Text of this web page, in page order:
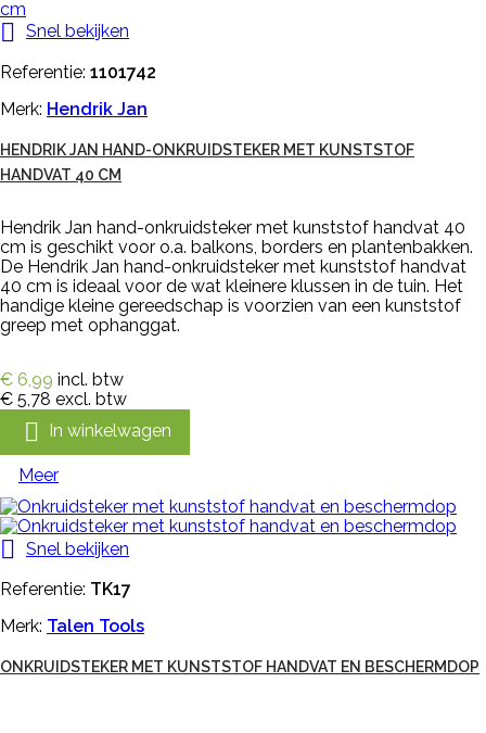
 Snel bekijken
Referentie: 1101742
Merk: Hendrik Jan
HENDRIK JAN HAND-ONKRUIDSTEKER MET KUNSTSTOF
HANDVAT 40 CM
Hendrik Jan hand-onkruidsteker met kunststof handvat 40
cm is geschikt voor o.a. balkons, borders en plantenbakken.
De Hendrik Jan hand-onkruidsteker met kunststof handvat
40 cm is ideaal voor de wat kleinere klussen in de tuin. Het
handige kleine gereedschap is voorzien van een kunststof
greep met ophanggat.
€ 6,99 incl. btw
€ 5,78 excl. btw
 In winkelwagen
Meer

Snel bekijken
Referentie: TK17
Merk: Talen Tools
ONKRUIDSTEKER MET KUNSTSTOF HANDVAT EN BESCHERMDOP